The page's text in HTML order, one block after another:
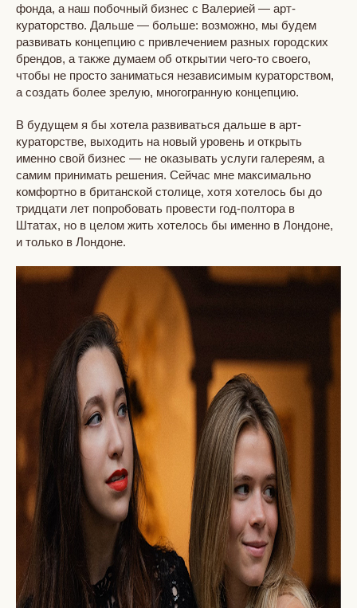
фонда, а наш побочный бизнес с Валерией — арт-
кураторство. Дальше — больше: возможно, мы будем
развивать концепцию с привлечением разных городских
брендов, а также думаем об открытии чего-то своего,
чтобы не просто заниматься независимым кураторством,
а создать более зрелую, многогранную концепцию.
В будущем я бы хотела развиваться дальше в арт-
кураторстве, выходить на новый уровень и открыть
именно свой бизнес — не оказывать услуги галереям, а
самим принимать решения. Сейчас мне максимально
комфортно в британской столице, хотя хотелось бы до
тридцати лет попробовать провести год-полтора в
Штатах, но в целом жить хотелось бы именно в Лондоне,
и только в Лондоне.